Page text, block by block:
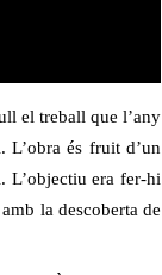
el treball que l’any
L’obra és fruit d’un
L’objectiu era fer-hi
la descoberta de